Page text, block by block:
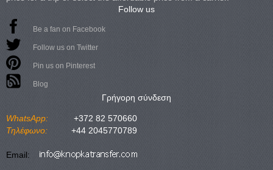
Follow us
Be a fan on Facebook
Follow us on Twitter
Pin us on Pinterest
Blog
Γρήγορη σύνδεση
WhatsApp:
+372 82 570660
Τηλέφωνο:
+44 2045770789
Email: